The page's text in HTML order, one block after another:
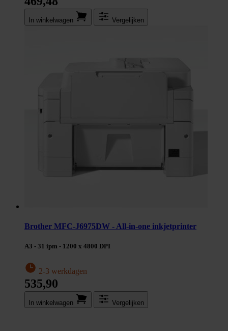
In winkel­wagen Vergelijken
Brother MFC-J6975DW - All-in-one inkjetprinter
A3 - 31 ipm - 1200 x 4800 DPI
2-3 werkdagen
535,90
In winkel­wagen Vergelijken